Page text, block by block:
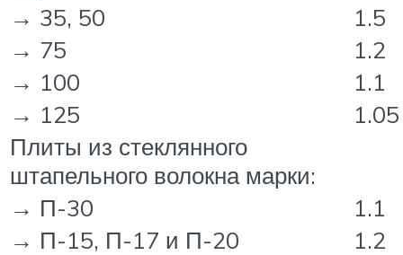
→ 35, 50
1.5
→ 75
1.2
→ 100
1.1
→ 125
1.05
Плиты из стеклянного
штапельного волокна марки:
→ П-30
1.1
→ П-15, П-17 и П-20
1.2